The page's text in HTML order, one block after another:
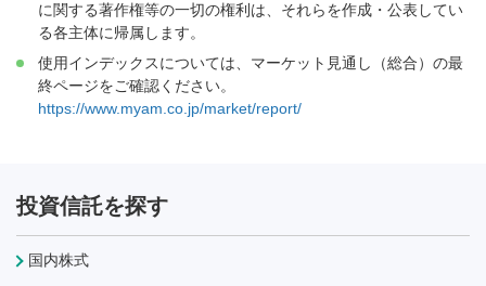
に関する著作権等の一切の権利は、それらを作成・公表してい
る各主体に帰属します。
使用インデックスについては、マーケット見通し（総合）の最
終ページをご確認ください。
https://www.myam.co.jp/market/report/
投資信託を探す
国内株式